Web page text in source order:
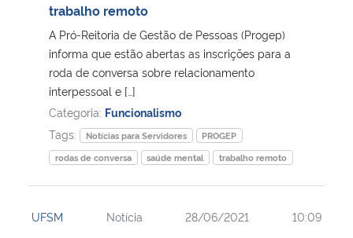
trabalho remoto
A Pró-Reitoria de Gestão de Pessoas (Progep)
informa que estão abertas as inscrições para a
roda de conversa sobre relacionamento
interpessoal e […]
Categoria: Funcionalismo
Tags:
Notícias para Servidores
PROGEP
rodas de conversa
saúde mental trabalho remoto
UFSM Notícia 28/06/2021 10:09